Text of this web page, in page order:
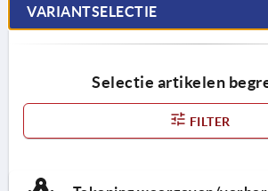
VARIANTSELECTIE
Selectie artikelen
FILTER